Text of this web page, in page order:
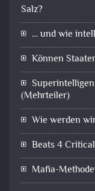
Salz?
… und wie
Können
(Mehrteiler)
Wie werden
Beats 4
Mafia-